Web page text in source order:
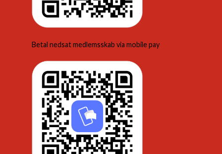
Betal nedsat medlemsskab via mobile pay